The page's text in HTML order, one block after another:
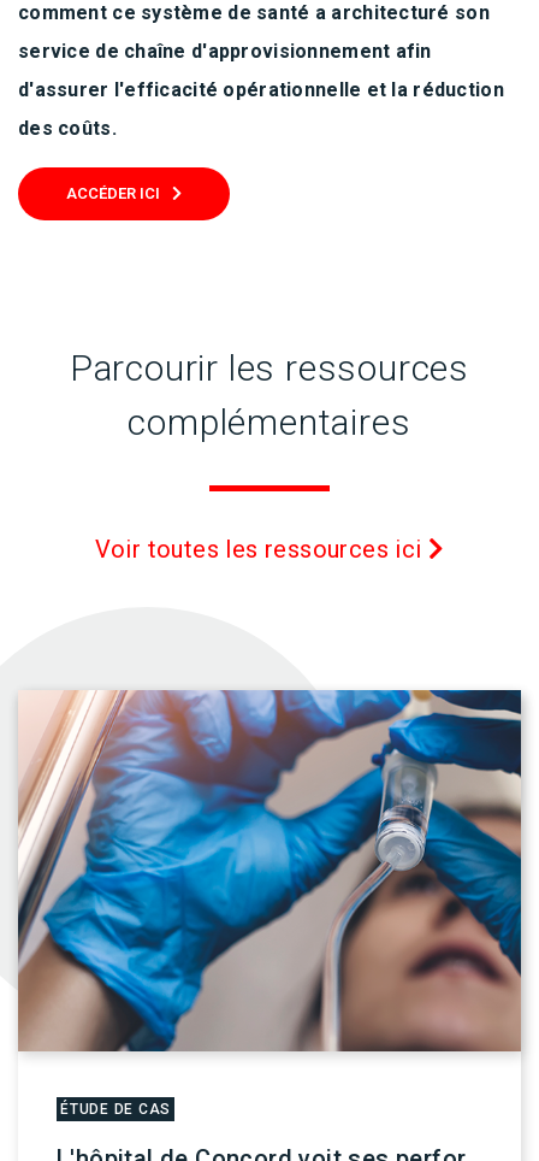
comment ce système de santé a architecturé son
service de chaîne d'approvisionnement afin
d'assurer l'efficacité opérationnelle et la réduction
des coûts.
ACCÉDER ICI
Parcourir les ressources
complémentaires
Voir toutes les ressources ici
ÉTUDE DE CAS